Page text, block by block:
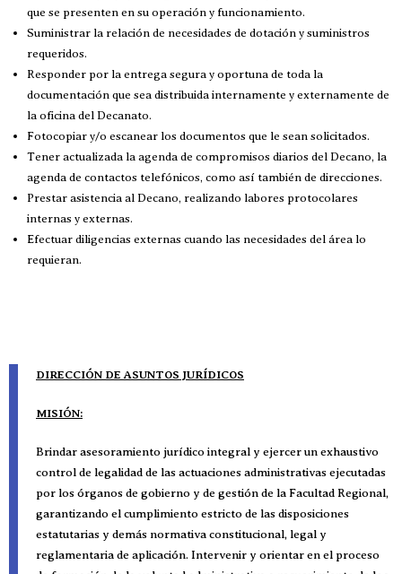
que se presenten en su operación y funcionamiento.
Suministrar la relación de necesidades de dotación y suministros
requeridos.
Responder por la entrega segura y oportuna de toda la
documentación que sea distribuida internamente y externamente de
la oficina del Decanato.
Fotocopiar y/o escanear los documentos que le sean solicitados.
Tener actualizada la agenda de compromisos diarios del Decano, la
agenda de contactos telefónicos, como así también de direcciones.
Prestar asistencia al Decano, realizando labores protocolares
internas y externas.
Efectuar diligencias externas cuando las necesidades del área lo
requieran.
DIRECCIÓN DE ASUNTOS JURÍDICOS
MISIÓN:
Brindar asesoramiento jurídico integral y ejercer un exhaustivo
control de legalidad de las actuaciones administrativas ejecutadas
por los órganos de gobierno y de gestión de la Facultad Regional,
garantizando el cumplimiento estricto de las disposiciones
estatutarias y demás normativa constitucional, legal y
reglamentaria de aplicación. Intervenir y orientar en el proceso